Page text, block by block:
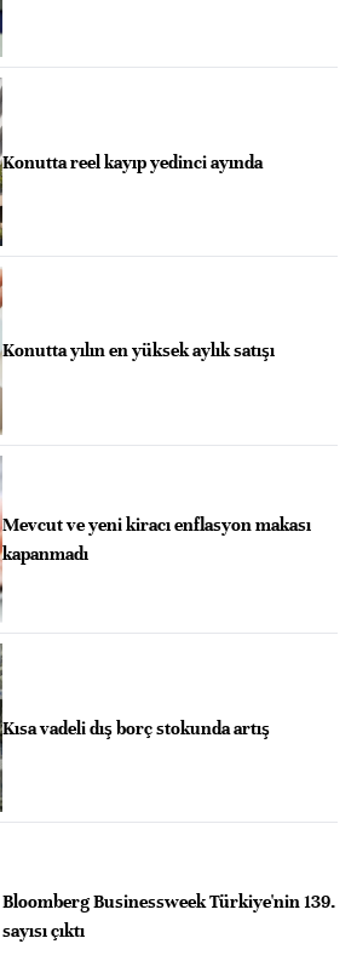
Konutta reel kayıp yedinci ayında
Konutta yılın en yüksek aylık satışı
Mevcut ve yeni kiracı enflasyon makası
kapanmadı
Kısa vadeli dış borç stokunda artış
Bloomberg Businessweek Türkiye'nin 139.
sayısı çıktı